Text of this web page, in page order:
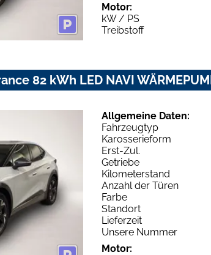
Motor:
kW / PS
Treibstoff
82 kWh LED NAVI
Allgemeine Daten:
Fahrzeugtyp
Karosserieform
Erst-Zul.
Getriebe
Kilometerstand
Anzahl der Türen
Farbe
Standort
Lieferzeit
Unsere Nummer
Motor: